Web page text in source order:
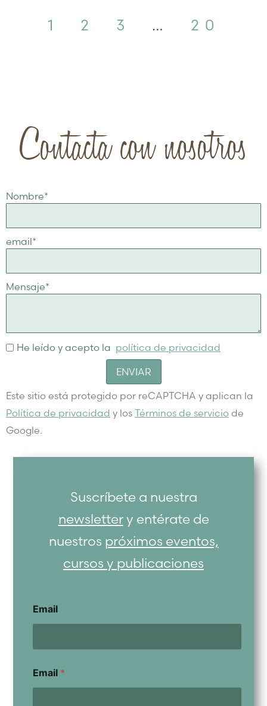
1 2 3 … 20
Contacta con nosotros
Nombre*
email*
Mensaje*
He leído y acepto la política de privacidad
ENVIAR
Este sitio está protegido por reCAPTCHA y aplican la
Política de privacidad y los Términos de servicio de
Google.
Suscríbete a nuestra
newslettery entérate de
nuestros próximos eventos,
cursos y publicaciones
Email
Email *